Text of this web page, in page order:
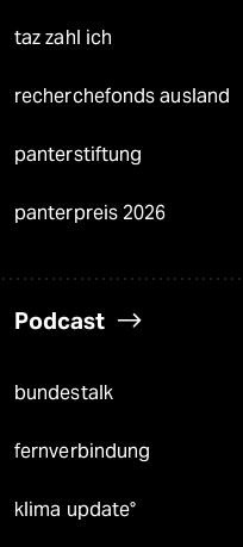
taz zahl ich
recherchefonds ausland
panterstiftung
panterpreis 2026
Podcast
bundestalk
fernverbindung
klima update°